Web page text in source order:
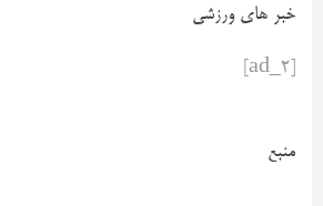
خبر های ورزشی
منبع